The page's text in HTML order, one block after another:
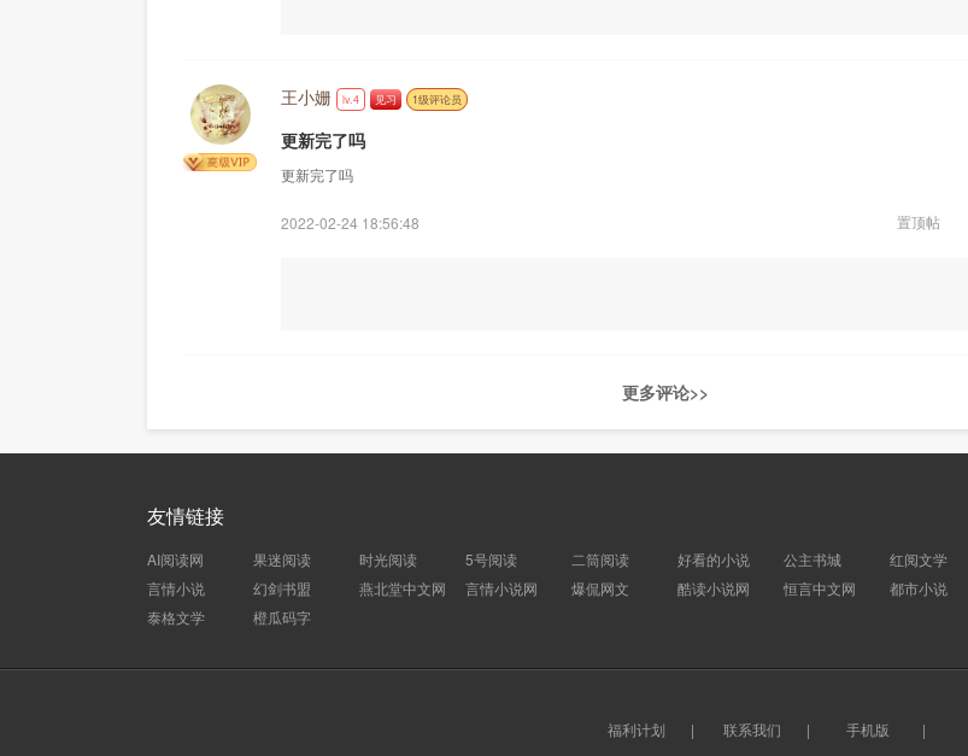
王小姗 lv.4 见习 1级评论员
更新完了吗
更新完了吗
2022-02-24 18:56:48 置顶帖
更多评论>>
友情链接
AI阅读网 果迷阅读 时光阅读 5号阅读 二筒阅读 好看的小说 公主书城 红阅文学
言情小说
幻剑书盟 燕北堂中文网 言情小说网 爆侃网文 酷读小说网 恒言中文网 都市小说
泰格文学
橙瓜码字
福利计划 | 联系我们 | 手机版 |